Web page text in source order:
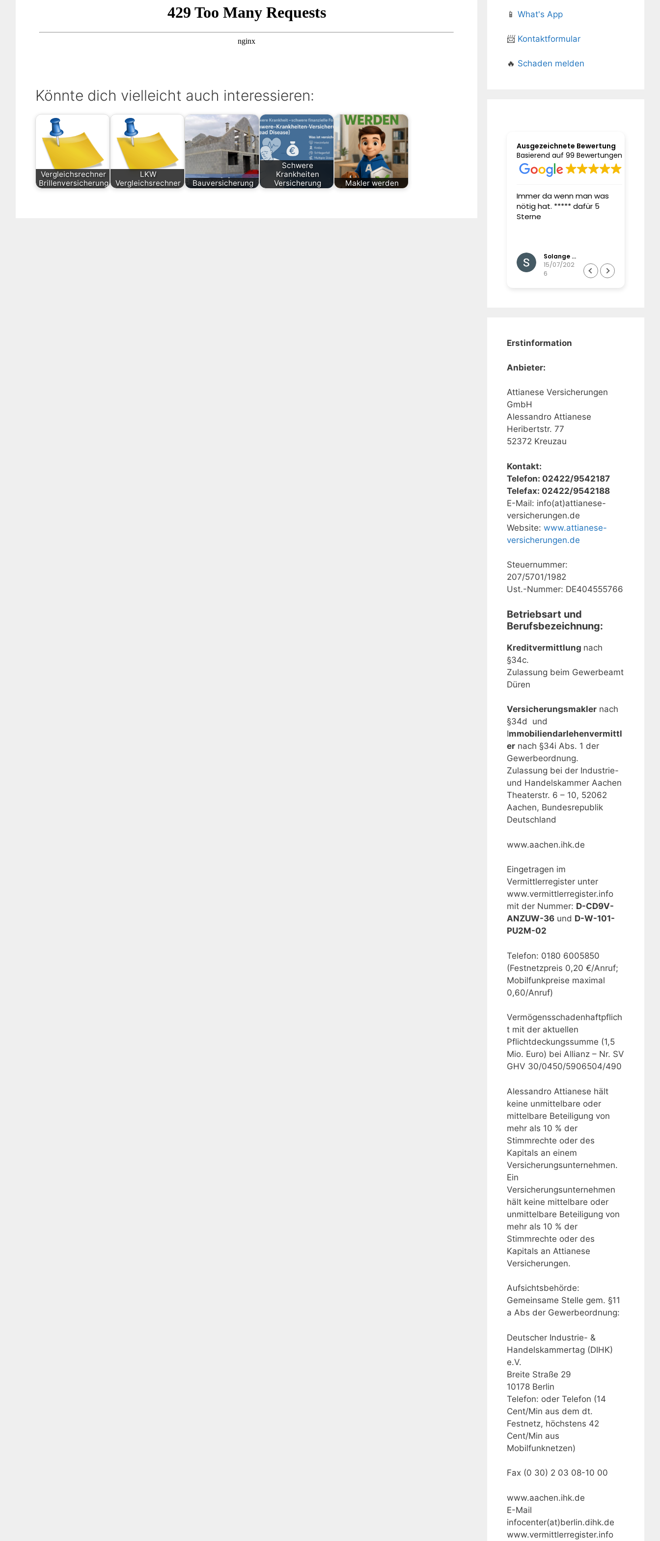
Könnte dich vielleicht auch interessieren:
Vergleichsrechner
Brillenversicherung
LKW
Vergleichsrechner
Bauversicherung
Schwere
Krankheiten
Versicherung
Makler werden
📱 What's App
📨 Kontaktformular
🔥 Schaden melden
Ausgezeichnete Bewertung
Basierend auf 99 Bewertungen
Immer da wenn man was
nötig hat. ***** dafür 5
Sterne
Solange Winands
15/07/202
6
Erstinformation
Anbieter:
Attianese Versicherungen
GmbH
Alessandro Attianese
Heribertstr. 77
52372 Kreuzau
Kontakt:
Telefon: 02422/9542187
Telefax: 02422/9542188
E-Mail: info(at)attianese-
versicherungen.de
Website: www.attianese-
versicherungen.de
Steuernummer:
207/5701/1982
Ust.-Nummer: DE404555766
Betriebsart und
Berufsbezeichnung:
Kreditvermittlung nach
§34c.
Zulassung beim Gewerbeamt
Düren
Versicherungsmakler nach
§34d und
Immobiliendarlehenvermittl
er nach §34i Abs. 1 der
Gewerbeordnung.
Zulassung bei der Industrie-
und Handelskammer Aachen
Theaterstr. 6 – 10, 52062
Aachen, Bundesrepublik
Deutschland
www.aachen.ihk.de
Eingetragen im
Vermittlerregister unter
www.vermittlerregister.info
mit der Nummer: D-CD9V-
ANZUW-36 und D-W-101-
PU2M-02
Telefon: 0180 6005850
(Festnetzpreis 0,20 €/Anruf;
Mobilfunkpreise maximal
0,60/Anruf)
Vermögensschadenhaftpflich
t mit der aktuellen
Pflichtdeckungssumme (1,5
Mio. Euro) bei Allianz – Nr. SV
GHV 30/0450/5906504/490
Alessandro Attianese hält
keine unmittelbare oder
mittelbare Beteiligung von
mehr als 10 % der
Stimmrechte oder des
Kapitals an einem
Versicherungsunternehmen.
Ein
Versicherungsunternehmen
hält keine mittelbare oder
unmittelbare Beteiligung von
mehr als 10 % der
Stimmrechte oder des
Kapitals an Attianese
Versicherungen.
Aufsichtsbehörde:
Gemeinsame Stelle gem. §11
a Abs der Gewerbeordnung:
Deutscher Industrie- &
Handelskammertag (DIHK)
e.V.
Breite Straße 29
10178 Berlin
Telefon: oder Telefon (14
Cent/Min aus dem dt.
Festnetz, höchstens 42
Cent/Min aus
Mobilfunknetzen)
Fax (0 30) 2 03 08-10 00
www.aachen.ihk.de
E-Mail
infocenter(at)berlin.dihk.de
www.vermittlerregister.info